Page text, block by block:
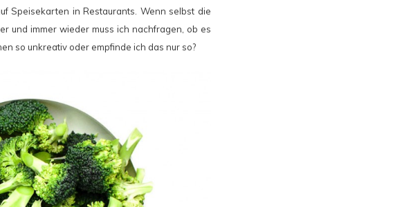
Speisekarten in Restaurants. Wenn selbst die
und immer wieder muss ich nachfragen, ob es
so unkreativ oder empfinde ich das nur so?